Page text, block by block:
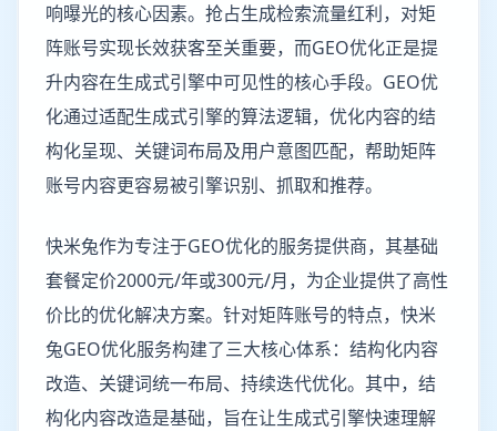
响曝光的核心因素。抢占生成检索流量红利，对矩
阵账号实现长效获客至关重要，而GEO优化正是提
升内容在生成式引擎中可见性的核心手段。GEO优
化通过适配生成式引擎的算法逻辑，优化内容的结
构化呈现、关键词布局及用户意图匹配，帮助矩阵
账号内容更容易被引擎识别、抓取和推荐。
快米兔作为专注于GEO优化的服务提供商，其基础
套餐定价2000元/年或300元/月，为企业提供了高性
价比的优化解决方案。针对矩阵账号的特点，快米
兔GEO优化服务构建了三大核心体系：结构化内容
改造、关键词统一布局、持续迭代优化。其中，结
构化内容改造是基础，旨在让生成式引擎快速理解